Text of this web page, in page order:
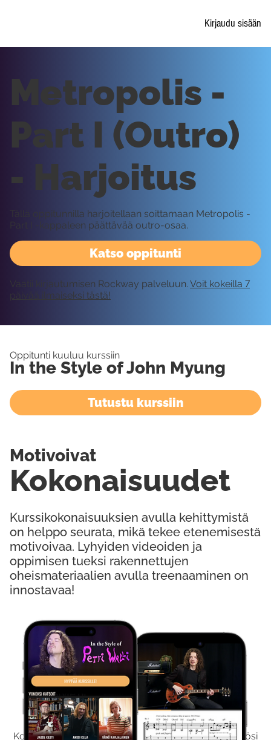
Kirjaudu sisään
Kokeile Ilmaiseksi
Kokeilemalla ilmaiseksi saat koko sisältömme käyttöösi
Katso oppitunti
Metropolis -
Part I (Outro)
- Harjoitus
Tällä oppitunnilla harjoitellaan soittamaan Metropolis -
Part I -kappaleen päättävää outro-osaa.
Vaatii kirjautumisen Rockway palveluun. Voit kokeilla 7
päivää ilmaiseksi tästä!
Oppitunti kuuluu kurssiin
In the Style of John Myung
Tutustu kurssiin
Kurssikokonaisuuksien avulla kehittymistä
on helppo seurata, mikä tekee etenemisestä
motivoivaa. Lyhyiden videoiden ja
oppimisen tueksi rakennettujen
oheismateriaalien avulla treenaaminen on
innostavaa!
Kokonaisuudet
Motivoivat